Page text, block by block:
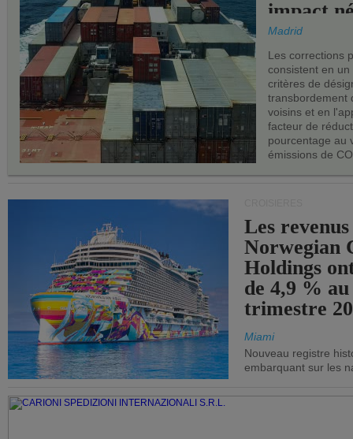
impact
les ports
Madrid
Les corrections
consistent en
critères de
transbordement
voisins et en
facteur de
pourcentage au
émissions de
Les
Norwegian
Holdings
de 4,9 %
trimestre
Miami
Nouveau registre
embarquant sur les